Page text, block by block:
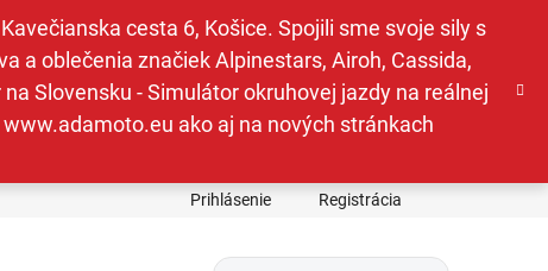
cesta 6, Košice. Spojili sme svoje sily s
a oblečenia značiek Alpinestars, Airoh, Cassida,
Slovensku - Simulátor okruhovej jazdy na reálnej
ako aj na nových stránkach
Prihlásenie Registrácia